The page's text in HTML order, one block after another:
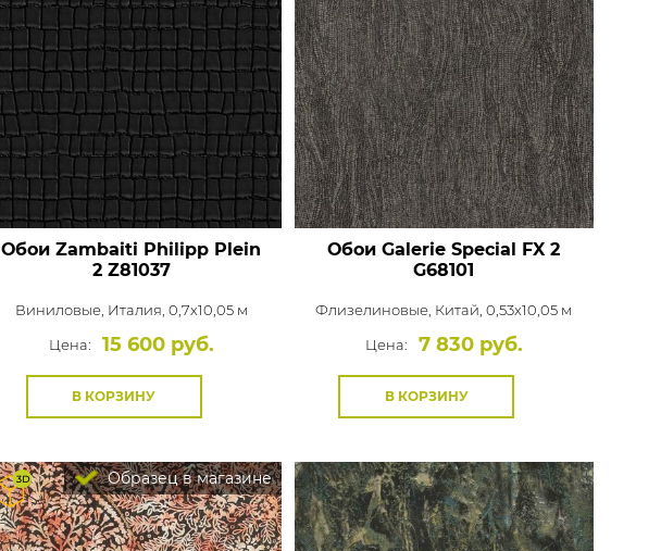
Обои Zambaiti Philipp Plein
2Z81037
Виниловые, Италия, 0,7x10,05 м
Цена:
15 600 руб.
В КОРЗИНУ
Обои Galerie Special FX 2
G68101
Флизелиновые, Китай, 0,53x10,05 м
Цена:
7 830 руб.
В КОРЗИНУ
Образец в магазине